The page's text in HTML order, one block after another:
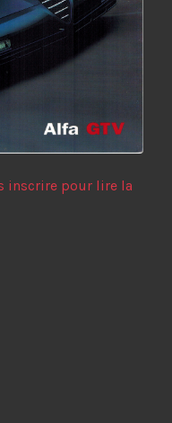
inscrire pour lire la